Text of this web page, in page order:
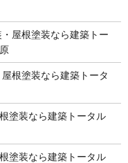
屋根塗装なら建築トー
根塗装なら建築トータ
塗装なら建築トータル
塗装なら建築トータル